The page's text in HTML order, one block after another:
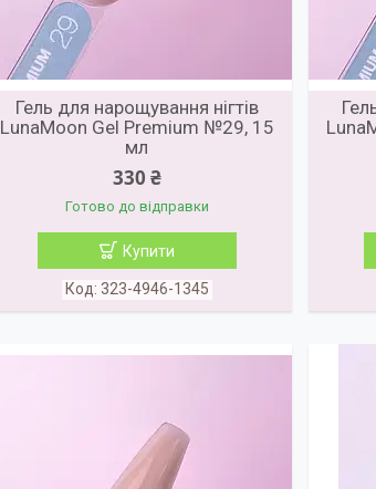
Гель для нарощування нігтів
LunaMoon Gel Premium №29, 15
мл
330 ₴
Готово до відправки
Купити
323-4946-1345